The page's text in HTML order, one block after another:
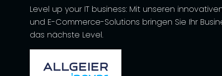
Level up your IT business: Mit unseren innovativen
und E-Commerce-Solutions bringen Sie Ihr
das nächste Level.